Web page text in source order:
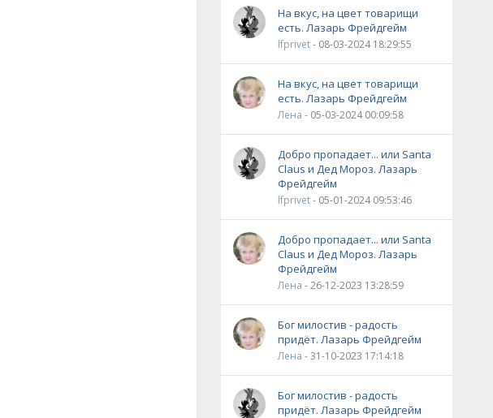
На вкус, на цвет товарищи
есть. Лазарь Фрейдгейм
lfprivet- 08-03-2024 18:29:55
На вкус, на цвет товарищи
есть. Лазарь Фрейдгейм
Лена - 05-03-2024 00:09:58
Добро пропадает... или Santa
Claus и Дед Мороз. Лазарь
Фрейдгейм
lfprivet- 05-01-2024 09:53:46
Добро пропадает... или Santa
Claus и Дед Мороз. Лазарь
Фрейдгейм
Лена - 26-12-2023 13:28:59
Бог милостив - радость
придёт. Лазарь Фрейдгейм
Лена - 31-10-2023 17:14:18
Бог милостив - радость
придёт. Лазарь Фрейдгейм